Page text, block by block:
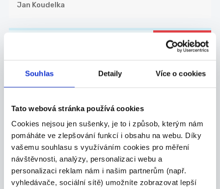
Souhlas Detaily Více o cookies
Tato webová stránka používá cookies
Cookies nejsou jen sušenky, je to i způsob, kterým nám
pomáháte ve zlepšování funkcí i obsahu na webu. Díky
vašemu souhlasu s využíváním cookies pro měření
návštěvnosti, analýzy, personalizaci webu a
personalizaci reklam nám i našim partnerům (např.
vyhledávače, sociální sítě) umožníte zobrazovat lepší
Jan Koudelka
nemovitostní projekty
Celá ČR
Valora Properity s.r.o.
27.07.2026